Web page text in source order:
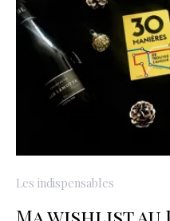
Les indispensables